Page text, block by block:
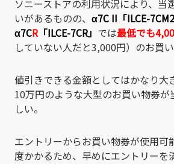
ソニーストアの利用状況により、当
いがあるものの、 α7C II「ILCE-7CM2
α7CR「ILCE-7CR」 では最低でも
していない人だと3,000円）のお買
値引きできる金額としてはかなり大
10万円のような大型のお買い物券が
しい。
エントリーからお買い物券が使用可
度かかるため、早めにエントリーを